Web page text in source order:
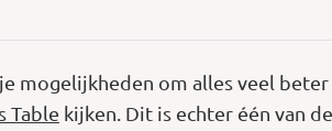
mogelijkheden om alles veel
Table kijken. Dit is echter één van